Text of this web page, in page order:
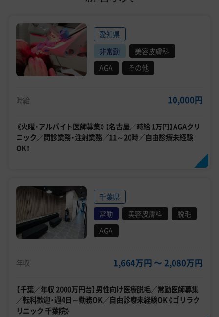
愛知県
非常勤
美容皮膚科
AGA
その他
時給 10,000円
《火曜・アルバイト医師募集》【名古屋／時給 1万円】AGAクリ
ニック／問診業務・注射業務／11～20時／自由診療未経験
OK！
千葉県
常勤
美容皮膚科
脱毛
AGA
年収 1,664万円 〜 2,080万円
【千葉／年収 2000万円台】男性向け医療脱毛／常勤医師募集
／転科歓迎・週4日～勤務OK／自由診療未経験OK《ゴリラク
リニック 千葉院》